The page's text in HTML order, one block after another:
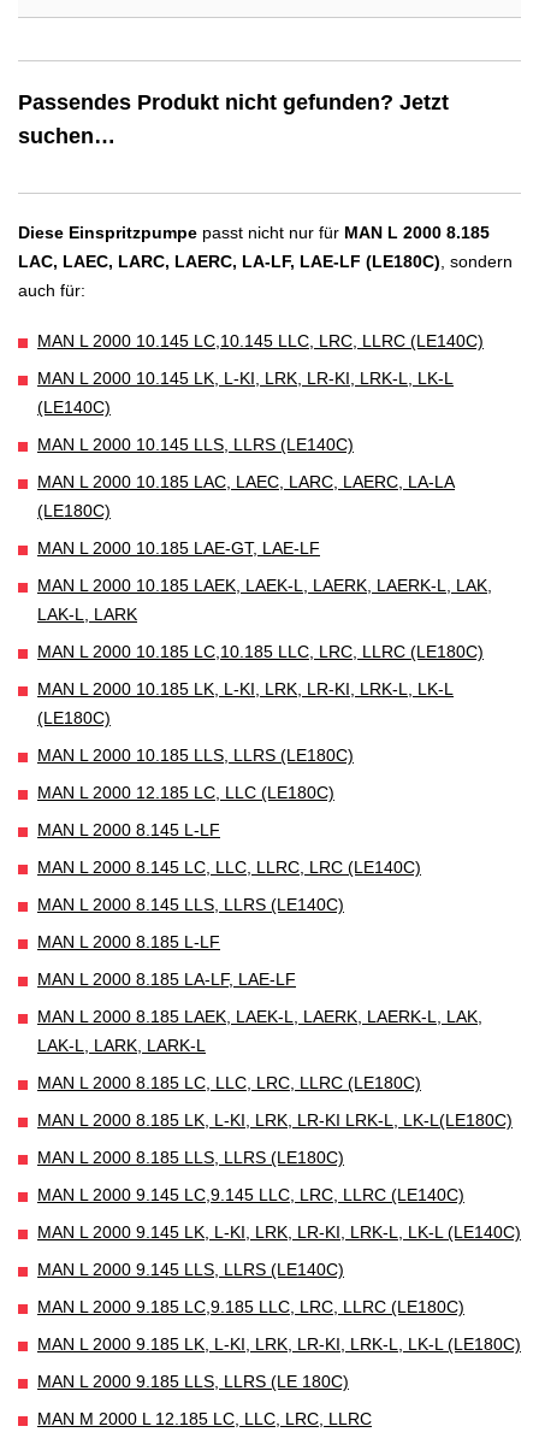
Passendes Produkt nicht gefunden? Jetzt
suchen…
Diese Einspritzpumpe passt nicht nur für MAN L 2000 8.185
LAC, LAEC, LARC, LAERC, LA-LF, LAE-LF (LE180C), sondern
auch für:
MAN L 2000 10.145 LC,10.145 LLC, LRC, LLRC (LE140C)
MAN L 2000 10.145 LK, L-KI, LRK, LR-KI, LRK-L, LK-L
(LE140C)
MAN L 2000 10.145 LLS, LLRS (LE140C)
MAN L 2000 10.185 LAC, LAEC, LARC, LAERC, LA-LA
(LE180C)
MAN L 2000 10.185 LAE-GT, LAE-LF
MAN L 2000 10.185 LAEK, LAEK-L, LAERK, LAERK-L, LAK,
LAK-L, LARK
MAN L 2000 10.185 LC,10.185 LLC, LRC, LLRC (LE180C)
MAN L 2000 10.185 LK, L-KI, LRK, LR-KI, LRK-L, LK-L
(LE180C)
MAN L 2000 10.185 LLS, LLRS (LE180C)
MAN L 2000 12.185 LC, LLC (LE180C)
MAN L 2000 8.145 L-LF
MAN L 2000 8.145 LC, LLC, LLRC, LRC (LE140C)
MAN L 2000 8.145 LLS, LLRS (LE140C)
MAN L 2000 8.185 L-LF
MAN L 2000 8.185 LA-LF, LAE-LF
MAN L 2000 8.185 LAEK, LAEK-L, LAERK, LAERK-L, LAK,
LAK-L, LARK, LARK-L
MAN L 2000 8.185 LC, LLC, LRC, LLRC (LE180C)
MAN L 2000 8.185 LK, L-KI, LRK, LR-KI LRK-L, LK-L(LE180C)
MAN L 2000 8.185 LLS, LLRS (LE180C)
MAN L 2000 9.145 LC,9.145 LLC, LRC, LLRC (LE140C)
MAN L 2000 9.145 LK, L-KI, LRK, LR-KI, LRK-L, LK-L (LE140C)
MAN L 2000 9.145 LLS, LLRS (LE140C)
MAN L 2000 9.185 LC,9.185 LLC, LRC, LLRC (LE180C)
MAN L 2000 9.185 LK, L-KI, LRK, LR-KI, LRK-L, LK-L (LE180C)
MAN L 2000 9.185 LLS, LLRS (LE 180C)
MAN M 2000 L 12.185 LC, LLC, LRC, LLRC